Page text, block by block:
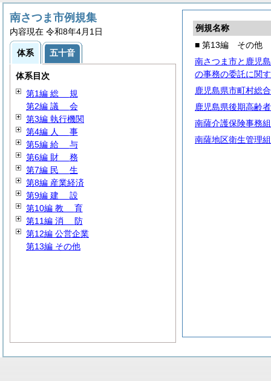
例規名称
■ 第13編 その他
南さつま市と鹿児
の事務の委託に関
鹿児島県市町村総
鹿児島県後期高齢
南薩介護保険事務
南薩地区衛生管理
南さつま市例規集
内容現在 令和8年4月1日
体系 五十音
体系目次
第1編 総 規
第2編 議 会
第3編 執行機関
第4編 人 事
第5編 給 与
第6編 財 務
第7編 民 生
第8編 産業経済
第9編 建 設
第10編 教 育
第11編 消 防
第12編 公営企業
第13編 その他